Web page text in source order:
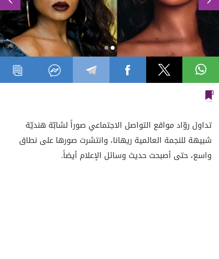
تداول روّاد مواقع التواصل الاجتماعي صوراً لشابّة هنديّة
شبيهة للنجمة العالمية ريهانا، وانتشرت صورها على نطاق
واسع، حتى أصبحت حديث وسائل الإعلام أيضاً.